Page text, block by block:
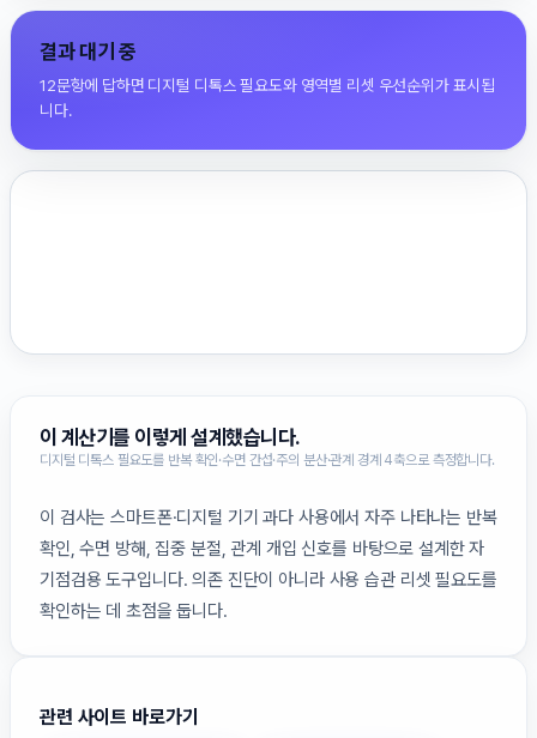
결과 대기 중
12문항에 답하면 디지털 디톡스 필요도와 영역별 리셋 우선순위가 표시됩
니다.
이 계산기를 이렇게 설계했습니다.
디지털 디톡스 필요도를 반복 확인·수면 간섭·주의 분산·관계 경계 4축으로 측정합니다.
이 검사는 스마트폰·디지털 기기 과다 사용에서 자주 나타나는 반복
확인, 수면 방해, 집중 분절, 관계 개입 신호를 바탕으로 설계한 자
기점검용 도구입니다. 의존 진단이 아니라 사용 습관 리셋 필요도를
확인하는 데 초점을 둡니다.
관련 사이트 바로가기